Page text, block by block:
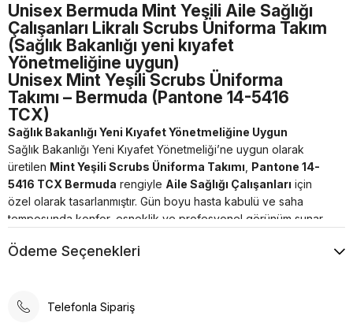
Unisex Bermuda Mint Yeşili Aile Sağlığı
Çalışanları Likralı Scrubs Üniforma Takım
(Sağlık Bakanlığı yeni kıyafet
Yönetmeliğine uygun)
Unisex Mint Yeşili Scrubs Üniforma
Takımı – Bermuda (Pantone 14-5416
TCX)
Sağlık Bakanlığı Yeni Kıyafet Yönetmeliğine Uygun
Sağlık Bakanlığı Yeni Kıyafet Yönetmeliği’ne uygun olarak
üretilen Mint Yeşili Scrubs Üniforma Takımı Pantone 14-
5416 TCX Bermuda rengiyle Aile Sağlığı Çalışanları için
özel olarak tasarlanmıştır. Gün boyu hasta kabulü ve saha
temposunda konfor, esneklik ve profesyonel görünüm sunar.
özgürlüğü sağlar. Unisex kalıbı ile kadın ve erkek sağlık
⭐Ürün Özellikleri
Mint Yeşili – Pantone 14-5416 TCX (Bermuda)
Ödeme Seçenekleri
Telefonla Sipariş